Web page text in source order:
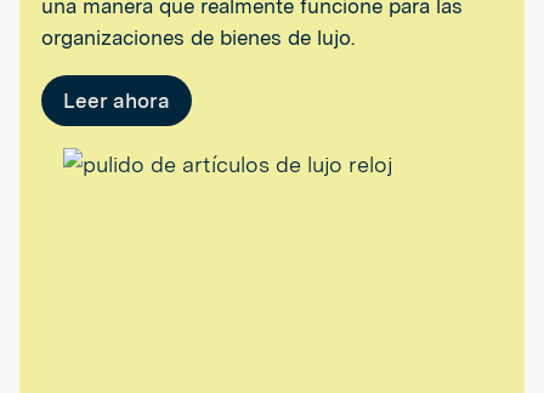
una manera que realmente funcione para las
organizaciones de bienes de lujo.
Leer ahora